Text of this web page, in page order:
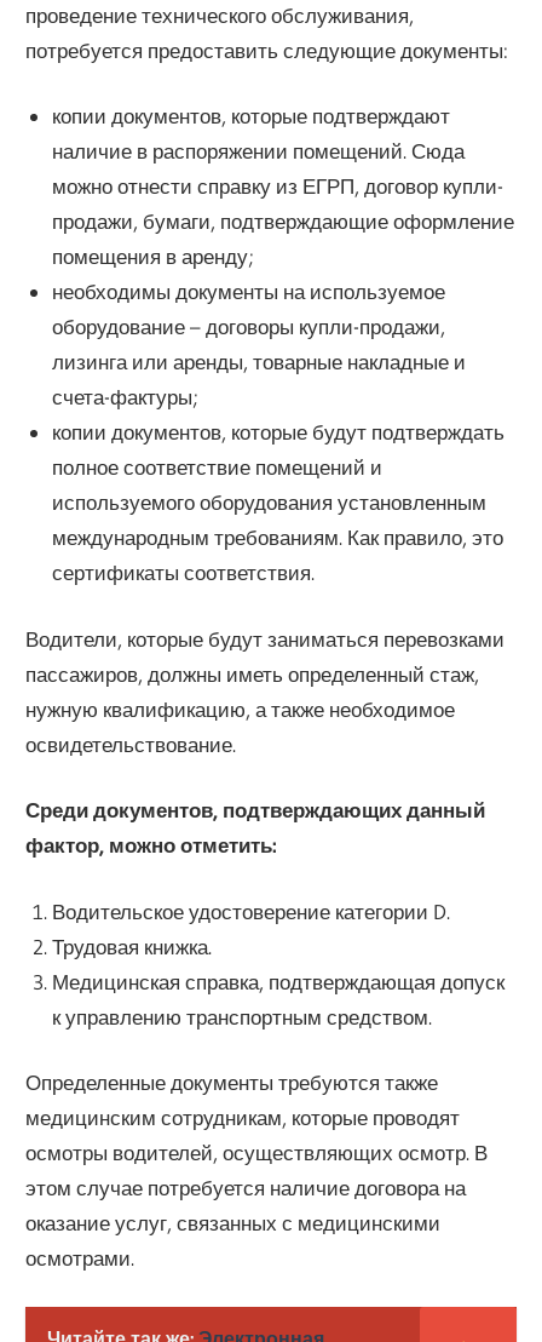
проведение технического обслуживания,
потребуется предоставить следующие документы:
копии документов, которые подтверждают
наличие в распоряжении помещений. Сюда
можно отнести справку из ЕГРП, договор купли-
продажи, бумаги, подтверждающие оформление
помещения в аренду;
необходимы документы на используемое
оборудование – договоры купли-продажи,
лизинга или аренды, товарные накладные и
счета-фактуры;
копии документов, которые будут подтверждать
полное соответствие помещений и
используемого оборудования установленным
международным требованиям. Как правило, это
сертификаты соответствия.
Водители, которые будут заниматься перевозками
пассажиров, должны иметь определенный стаж,
нужную квалификацию, а также необходимое
освидетельствование.
Среди документов, подтверждающих данный
фактор, можно отметить:
Водительское удостоверение категории D.
Трудовая книжка.
Медицинская справка, подтверждающая допуск
к управлению транспортным средством.
Определенные документы требуются также
медицинским сотрудникам, которые проводят
осмотры водителей, осуществляющих осмотр. В
этом случае потребуется наличие договора на
оказание услуг, связанных с медицинскими
осмотрами.